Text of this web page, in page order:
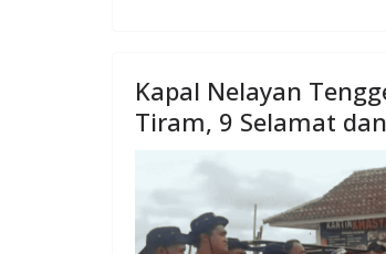
Kapal Nelayan
Tiram, 9 Selamat